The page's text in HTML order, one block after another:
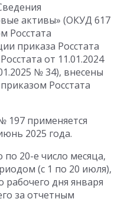
активы» (ОКУД 617
Росстата
приказа Росстата
от 11.01.2024
№ 34), внесены
Росстата
197 применяется
2025 года.
по 20-е число месяца,
(с 1 по 20 июля),
дня января
за отчетным